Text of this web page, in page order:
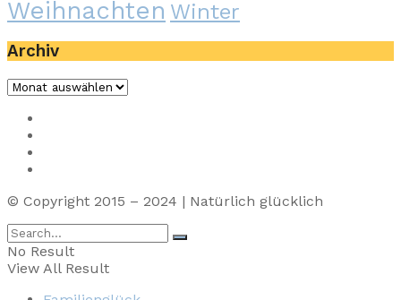
Weihnachten Winter
Archiv
Archiv
© Copyright 2015 – 2024 | Natürlich glücklich
No Result
View All Result